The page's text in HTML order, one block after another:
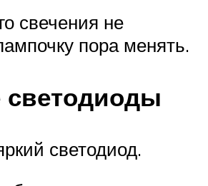
свечения не
пора менять.
светодиод.